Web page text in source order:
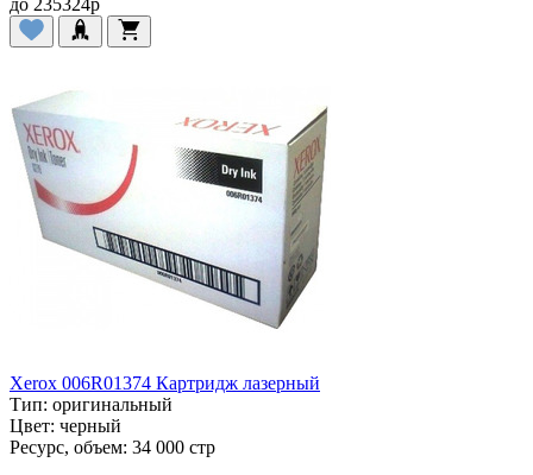
Xerox 006R01374 Картридж лазерный
Тип: оригинальный
Цвет: черный
Ресурс, объем: 34 000 стр